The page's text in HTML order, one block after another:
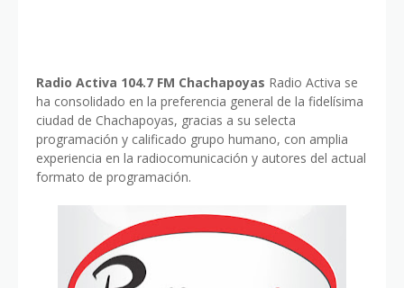
Radio Activa 104.7 FM Chachapoyas Radio Activa se
ha consolidado en la preferencia general de la fidelísima
ciudad de Chachapoyas, gracias a su selecta
programación y calificado grupo humano, con amplia
experiencia en la radiocomunicación y autores del actual
formato de programación.